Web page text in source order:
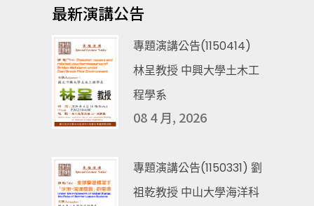
最新演講公告
專題演講公告(1150414)
林呈教授 中興大學土木工
程學系
08 4 月, 2026
專題演講公告(1150331) 劉
祖乾教授 中山大學海洋科